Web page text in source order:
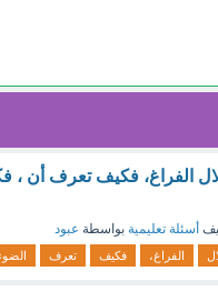
الفراغ، فكيف تعرف أن ،
أسئلة تعليمية بواسطة عبود
الفراغ، فكيف تعرف